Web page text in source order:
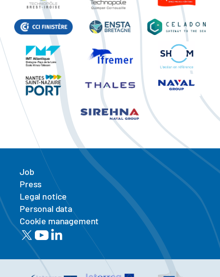
Job
Press
Legal notice
Personal data
Cookie management